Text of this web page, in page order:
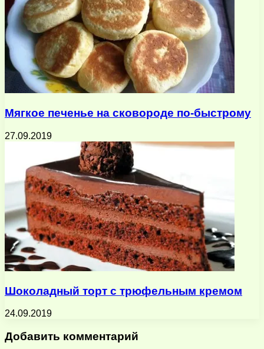
Мягкое печенье на сковороде по-быстрому
27.09.2019
Шоколадный торт с трюфельным кремом
24.09.2019
Добавить комментарий